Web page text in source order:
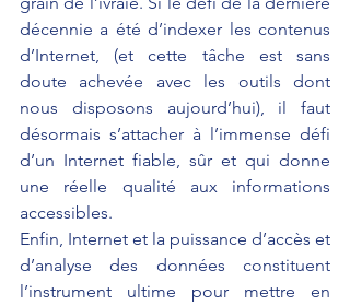
décennie a été d’indexer les contenus
d’Internet, (et cette tâche est sans
doute achevée avec les outils dont
nous disposons aujourd’hui), il faut
désormais s’attacher à l’immense défi
d’un Internet fiable, sûr et qui donne
une réelle qualité aux informations
accessibles.
Enfin, Internet et la puissance d’accès et
d’analyse des données constituent
l’instrument ultime pour mettre en